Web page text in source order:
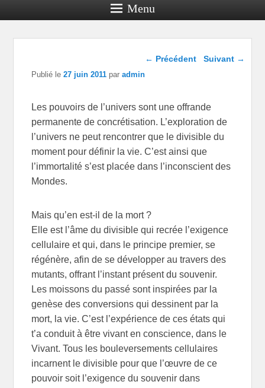
Menu
Navigation dans les
← Précédent Suivant →
Publié le27 juin 2011 paradmin
Les pouvoirs de l’univers sont une offrande
permanente de concrétisation. L’exploration de
l’univers ne peut rencontrer que le divisible du
moment pour définir la vie. C’est ainsi que
l’immortalité s’est placée dans l’inconscient des
Mondes.
Mais qu’en est-il de la mort ?
Elle est l’âme du divisible qui recrée l’exigence
cellulaire et qui, dans le principe premier, se
régénère, afin de se développer au travers des
mutants, offrant l’instant présent du souvenir.
Les moissons du passé sont inspirées par la
genèse des conversions qui dessinent par la
mort, la vie. C’est l’expérience de ces états qui
t’a conduit à être vivant en conscience, dans le
Vivant. Tous les bouleversements cellulaires
incarnent le divisible pour que l’œuvre de ce
pouvoir soit l’exigence du souvenir dans